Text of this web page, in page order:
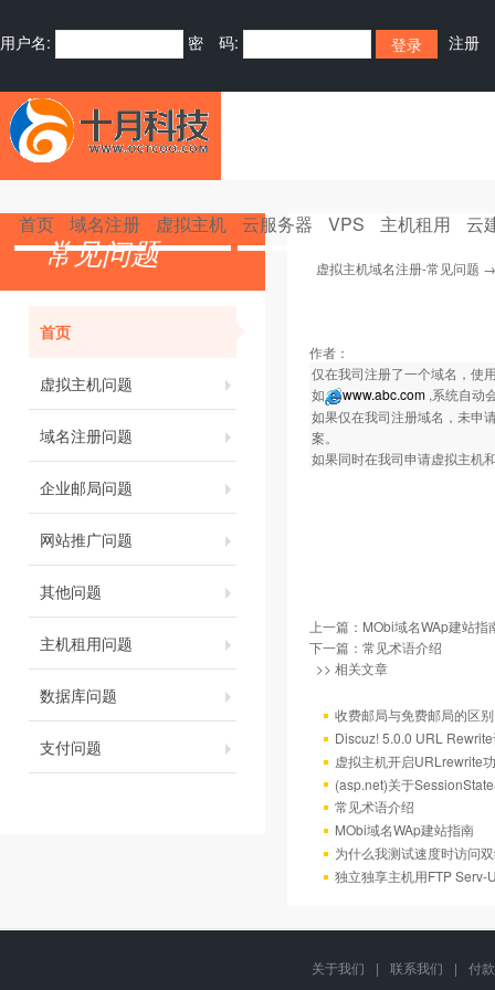
用户名: 密 码: 注册
首页 域名注册 虚拟主机 云服务器 VPS 主机租用 云
常见问题
首页
虚拟主机问题
域名注册问题
企业邮局问题
网站推广问题
其他问题
主机租用问题
数据库问题
支付问题
虚拟主机域名注册-常见问题
作者：
仅在我司注册了一个域名，使
如
www.abc.com ,系统自动
如果仅在我司注册域名，未申
案。
如果同时在我司申请虚拟主
上一篇： MObi域名WAp建站指
下一篇： 常见术语介绍
>> 相关文章
收费邮局与免费邮局的区别
Discuz! 5.0.0 URL
虚拟主机开启URLrewrite
(asp.net)关于
常见术语介绍
MObi域名WAp建站指南
为什么我测试速度时访问
独立独享主机用FTP Serv-
关于我们 | 联系我们 |
付